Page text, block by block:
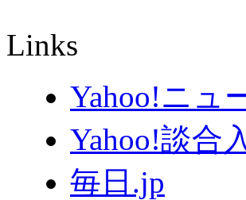
Links
Yahoo!ニュ
Yahoo!談合
毎日.jp